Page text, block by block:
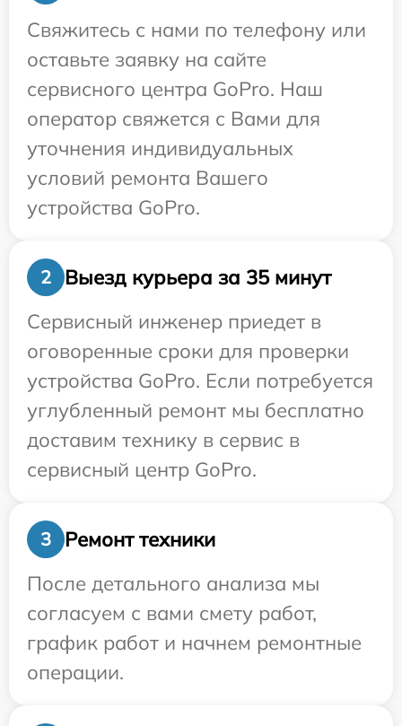
Свяжитесь с нами по телефону или
оставьте заявку на сайте
сервисного центра GoPro. Наш
оператор свяжется с Вами для
уточнения индивидуальных
условий ремонта Вашего
устройства GoPro.
2
Выезд курьера за 35 минут
Сервисный инженер приедет в
оговоренные сроки для проверки
устройства GoPro. Если потребуется
углубленный ремонт мы бесплатно
доставим технику в сервис в
сервисный центр GoPro.
3
Ремонт техники
После детального анализа мы
согласуем с вами смету работ,
график работ и начнем ремонтные
операции.